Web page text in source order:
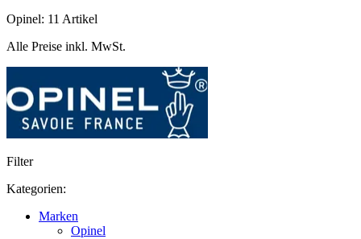
Opinel: 11 Artikel
Alle Preise inkl. MwSt.
Filter
Kategorien:
Marken
Opinel